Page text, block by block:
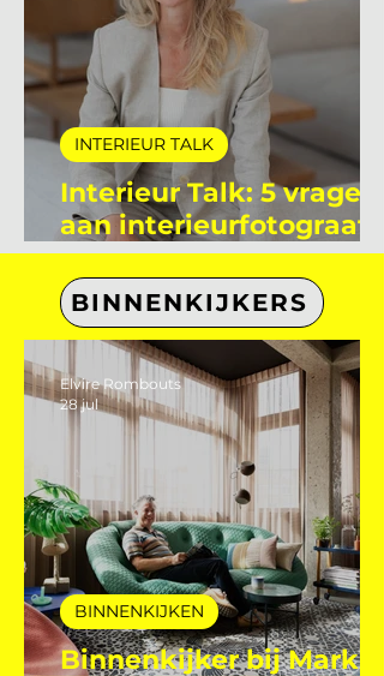
Interieur Talk: 5 vragen
aan interieurfotograaf
Eefje Lammers
INTERIEUR TALK
13 mei 2025 2 minuten om te lezen
BINNENKIJKERS
BINNENKIJKEN
Elvire Rombouts